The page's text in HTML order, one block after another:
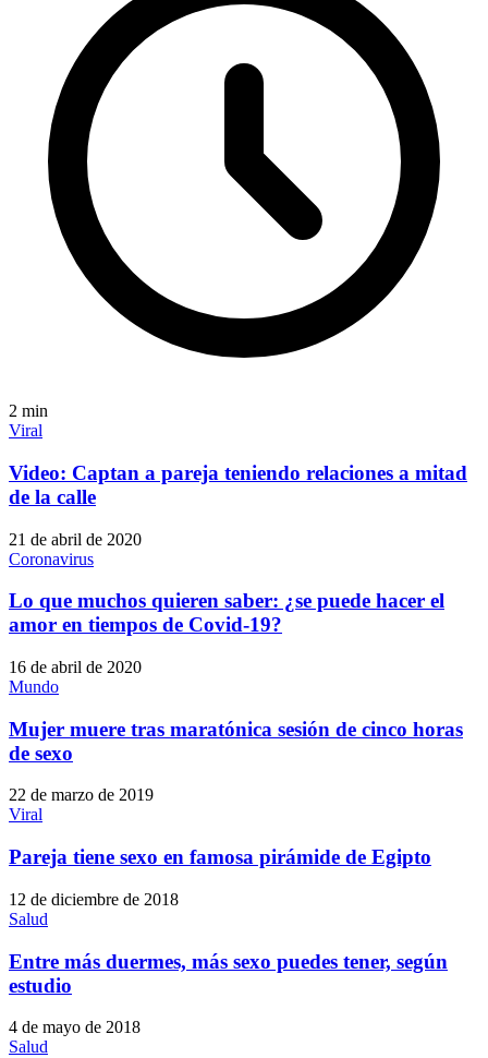
2 min
Viral
Video: Captan a pareja teniendo relaciones a mitad
de la calle
21 de abril de 2020
Coronavirus
Lo que muchos quieren saber: ¿se puede hacer el
amor en tiempos de Covid-19?
16 de abril de 2020
Mundo
Mujer muere tras maratónica sesión de cinco horas
de sexo
22 de marzo de 2019
Viral
Pareja tiene sexo en famosa pirámide de Egipto
12 de diciembre de 2018
Salud
Entre más duermes, más sexo puedes tener, según
estudio
4 de mayo de 2018
Salud